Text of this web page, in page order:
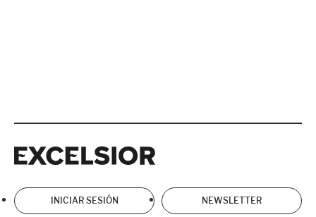
INICIAR SESIÓN NEWSLETTER